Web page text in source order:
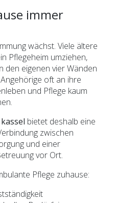
immer
wächst. Viele ältere
Pflegeheim umziehen,
den eigenen vier Wänden
oft an ihre
und Pflege kaum
bietet deshalb eine
zwischen
und einer
vor Ort.
Pflege zuhause: